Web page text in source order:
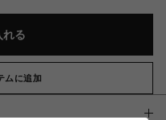
れる
ムに追加